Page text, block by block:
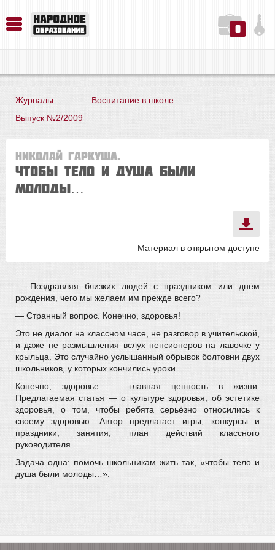
0
Журналы — Воспитание в школе
—
Выпуск №2/2009
Николай Гаркуша.
Чтобы тело и душа были
молоды…
Материал в открытом доступе
— Поздравляя близких людей с праздником или днём
рождения, чего мы желаем им прежде всего?
— Странный вопрос. Конечно, здоровья!
Это не диалог на классном часе, не разговор в учительской,
и даже не размышления вслух пенсионеров на лавочке у
крыльца. Это случайно услышанный обрывок болтовни двух
школьников, у которых кончились уроки…
Конечно, здоровье — главная ценность в жизни.
Предлагаемая статья — о культуре здоровья, об эстетике
здоровья, о том, чтобы ребята серьёзно относились к
своему здоровью. Автор предлагает игры, конкурсы и
праздники; занятия; план действий классного
руководителя.
Задача одна: помочь школьникам жить так, «чтобы тело и
душа были молоды…».